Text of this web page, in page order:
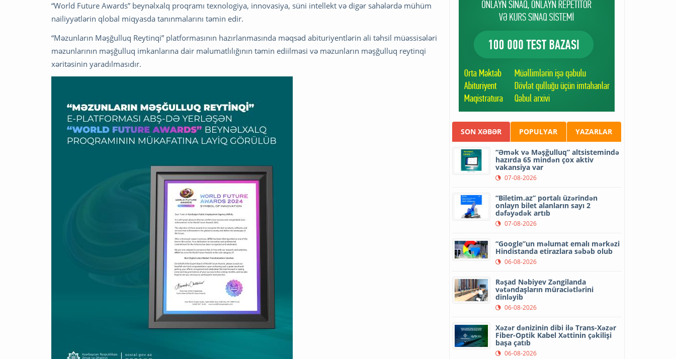
“World Future Awards” beynəlxalq proqramı texnologiya, innovasiya, süni intellekt və digər sahələrdə mühüm
nailiyyətlərin qlobal miqyasda tanınmalarını təmin edir.
“Məzunların Məşğulluq Reytinqi” platformasının hazırlanmasında məqsəd abituriyentlərin ali təhsil müəssisələri
məzunlarının məşğulluq imkanlarına dair məlumatlılığının təmin ediilməsi və məzunların məşğulluq reytinqi
xəritəsinin yaradılmasıdır.
SON XƏBƏR POPULYAR YAZARLAR
“Əmək və Məşğulluq” altsistemində
hazırda 65 mindən çox aktiv
vakansiya var
07-08-2026
“Biletim.az” portalı üzərindən
onlayn bilet alanların sayı 2
dəfəyədək artıb
07-08-2026
“Google”un məlumat emalı mərkəzi
Hindistanda etirazlara səbəb olub
06-08-2026
Rəşad Nəbiyev Zəngilanda
vətəndaşların müraciətlərini
dinləyib
06-08-2026
Xəzər dənizinin dibi ilə Trans-Xəzər
Fiber-Optik Kabel Xəttinin çəkilişi
başa çatıb
06-08-2026